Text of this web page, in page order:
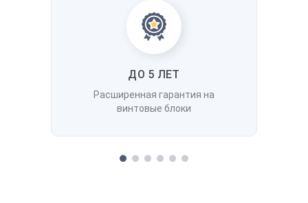
ДО 5 ЛЕТ
Расширенная гарантия на
винтовые блоки